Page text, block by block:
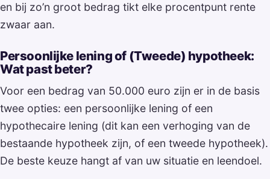
en bij zo’n groot bedrag tikt elke procentpunt rente
zwaar aan.
Persoonlijke lening of (Tweede) hypotheek:
Wat past beter?
Voor een bedrag van 50.000 euro zijn er in de basis
twee opties: een persoonlijke lening of een
hypothecaire lening (dit kan een verhoging van de
bestaande hypotheek zijn, of een tweede hypotheek).
De beste keuze hangt af van uw situatie en leendoel.